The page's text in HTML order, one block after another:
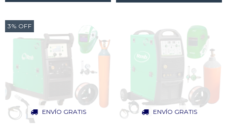
3% OFF
ENVÍO GRATIS ENVÍO GRATIS